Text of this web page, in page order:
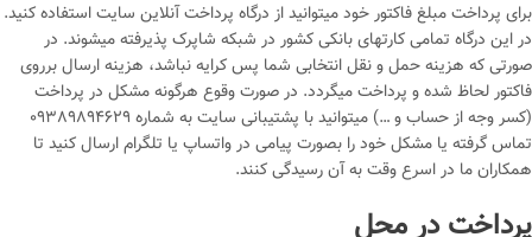
برای پرداخت مبلغ فاکتور خود میتوانید از درگاه پرداخت آنلاین سایت استفاده کنید.
در این درگاه تمامی کارتهای بانکی کشور در شبکه شاپرک پذیرفته میشوند. در
صورتی که هزینه حمل و نقل انتخابی شما پس کرایه نباشد، هزینه ارسال برروی
فاکتور لحاظ شده و پرداخت میگردد. در صورت وقوع هرگونه مشکل در پرداخت
(کسر وجه از حساب و …) میتوانید با پشتیبانی سایت به شماره 09389894629
تماس گرفته یا مشکل خود را بصورت پیامی در واتساپ یا تلگرام ارسال کنید تا
همکاران ما در اسرع وقت به آن رسیدگی کنند.
پرداخت در محل